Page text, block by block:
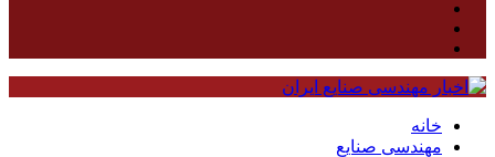
خانه
مهندسی صنایع